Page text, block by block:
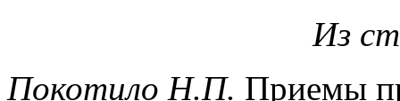
Из
Покотило Н.П. Приемы